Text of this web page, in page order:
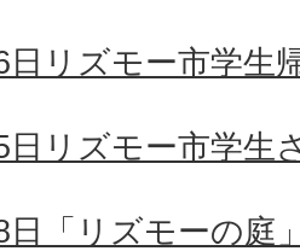
日リズモー市学生
日リズモー市学生
日「リズモーの庭